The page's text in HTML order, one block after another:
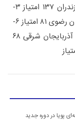
رده بندی تیمی: ۱- لرستان ۱۴۲ امتیاز ۲- مازندران ۱۳۷ امتیاز ۳-
تهران ۱۳۵ امتیاز ۴- البرز ۹۵ امتیاز ۵- خراسان رضوی ۸۱ امتیاز ۶-
کرمانشاه ۷۸ امتیاز ۷- همدان ۷۴ امتیاز ۸- آذربایجان شرقی ۶۸
پویا در دوره جدید